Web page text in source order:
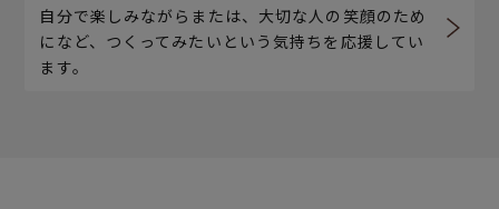
自分で楽しみながらまたは、大切な人の笑顔のため
になど、つくってみたいという気持ちを応援してい
ます。